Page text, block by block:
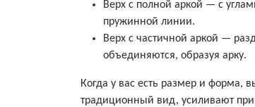
Верх с полной аркой — с
пружинной линии.
Верх с частичной аркой —
объединяются, образуя арку.
Когда у вас есть размер и форма,
традиционный вид, усиливают